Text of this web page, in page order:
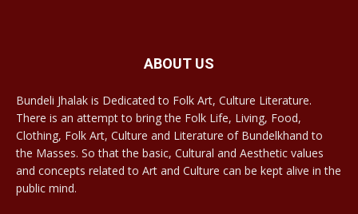
ABOUT US
Bundeli Jhalak is Dedicated to Folk Art, Culture Literature.
There is an attempt to bring the Folk Life, Living, Food,
Clothing, Folk Art, Culture and Literature of Bundelkhand to
the Masses. So that the basic, Cultural and Aesthetic values
and concepts related to Art and Culture can be kept alive in the
public mind.